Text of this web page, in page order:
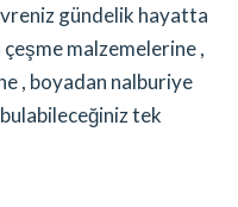
gündelik hayatta
malzemelerine ,
, boyadan nalburiye
tek